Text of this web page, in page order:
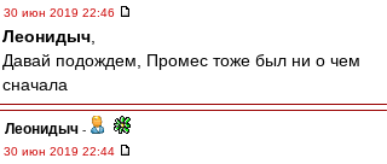
30 июн 2019 22:46
Леонидыч
Давай подождем, Промес тоже был ни о чем
сначала
Леонидыч -
30 июн 2019 22:44